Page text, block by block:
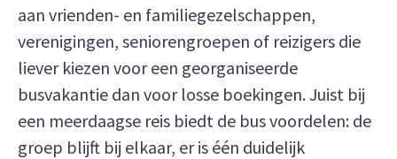
aan vrienden- en familiegezelschappen,
verenigingen, seniorengroepen of reizigers die
liever kiezen voor een georganiseerde
busvakantie dan voor losse boekingen. Juist bij
een meerdaagse reis biedt de bus voordelen: de
groep blijft bij elkaar, er is één duidelijk